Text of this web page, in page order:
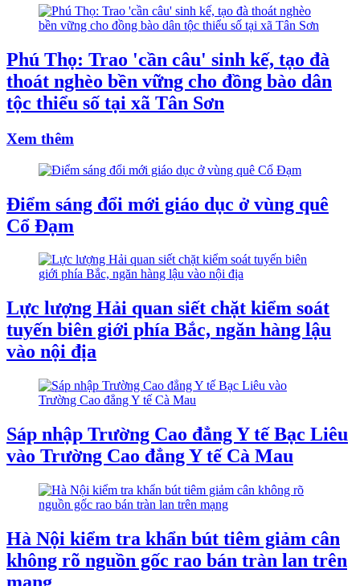
Phú Thọ: Trao 'cần câu' sinh kế, tạo đà
thoát nghèo bền vững cho đồng bào dân
tộc thiểu số tại xã Tân Sơn
Xem thêm
Điểm sáng đổi mới giáo dục ở vùng quê
Cổ Đạm
Lực lượng Hải quan siết chặt kiểm soát
tuyến biên giới phía Bắc, ngăn hàng lậu
vào nội địa
Sáp nhập Trường Cao đẳng Y tế Bạc Liêu
vào Trường Cao đẳng Y tế Cà Mau
Hà Nội kiểm tra khẩn bút tiêm giảm cân
không rõ nguồn gốc rao bán tràn lan trên